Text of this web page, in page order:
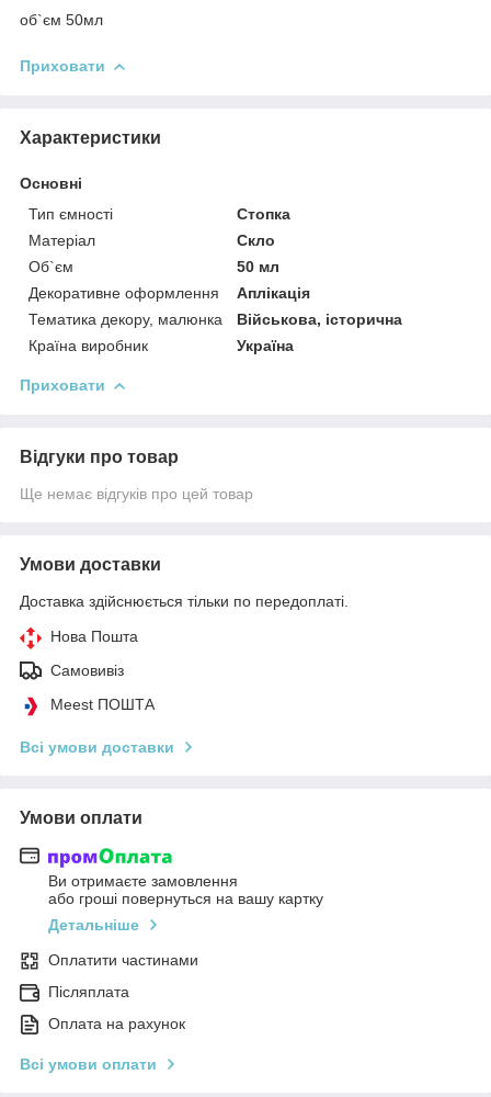
об`єм 50мл
Приховати
Характеристики
Основні
Тип ємності
Стопка
Матеріал
Скло
Об`єм
50 мл
Декоративне оформлення
Аплікація
Тематика декору, малюнка
Військова, історична
Країна виробник
Україна
Приховати
Відгуки про товар
Ще немає відгуків про цей товар
Умови доставки
Доставка здійснюється тільки по передоплаті.
Нова Пошта
Самовивіз
Meest ПОШТА
Всі умови доставки
Умови оплати
Ви отримаєте замовлення
або гроші повернуться на вашу картку
Детальніше
Оплатити частинами
Післяплата
Оплата на рахунок
Всі умови оплати